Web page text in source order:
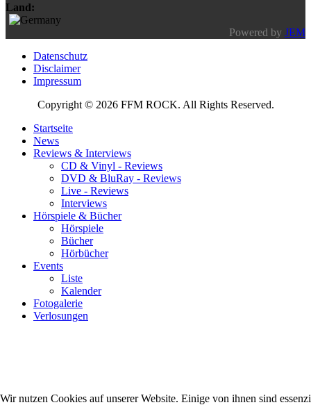
Land:
Powered by JEM
Datenschutz
Disclaimer
Impressum
Copyright © 2026 FFM ROCK. All Rights Reserved.
Startseite
News
Reviews & Interviews
CD & Vinyl - Reviews
DVD & BluRay - Reviews
Live - Reviews
Interviews
Hörspiele & Bücher
Hörspiele
Bücher
Hörbücher
Events
Liste
Kalender
Fotogalerie
Verlosungen
Wir nutzen Cookies auf unserer Website. Einige von ihnen sind